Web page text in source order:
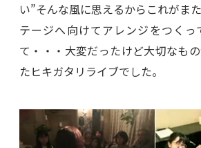
い”そんな風に思えるからこれがま
テージへ向けてアレンジをつくっ
て・・・大変だったけど大切なも
たヒキガタリライブでした。